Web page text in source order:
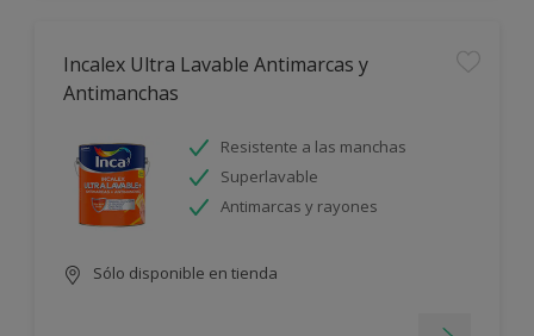
Incalex Ultra Lavable Antimarcas y
Antimanchas
Resistente a las manchas
Superlavable
Antimarcas y rayones
Sólo disponible en tienda